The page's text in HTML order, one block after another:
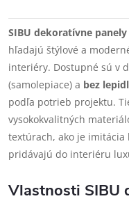
SIBU dekoratívne panely
hľadajú štýlové a
interiéry. Dostupné sú v
(samolepiace) a bez
podľa potrieb projektu.
vysokokvalitných
textúrach, ako je imitácia
pridávajú do interiéru
Vlastnosti SIBU